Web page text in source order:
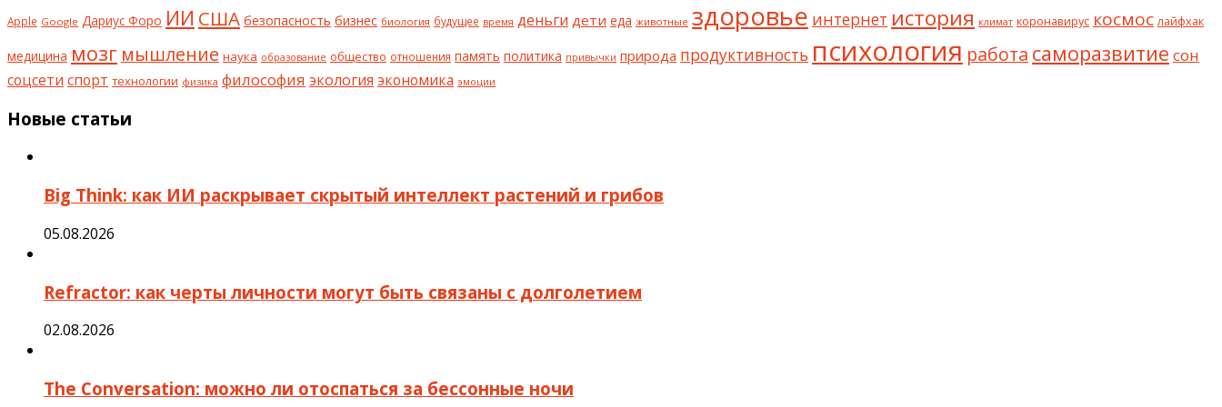
Apple Google Дариус Форо ИИ США безопасность бизнес биология будущее время деньги дети еда животные здоровье интернет история климат коронавирус космос лайфхак
медицина мозг мышление наука образование общество отношения память политика привычки природа продуктивность психология работа саморазвитие сон
соцсети спорт технологии физика философия экология экономика эмоции
Новые статьи
Big Think: как ИИ раскрывает скрытый интеллект растений и грибов
05.08.2026
Refractor: как черты личности могут быть связаны с долголетием
02.08.2026
The Conversation: можно ли отоспаться за бессонные ночи